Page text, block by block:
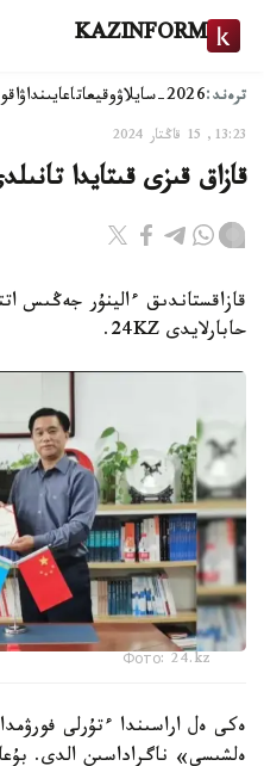
KAZINFORM
ترەند:2026-سايلاۋ وقيعاتاعايىنداۋ
13:23, 15 قاڭتار 2024
قازاق قىزى قىتايدا
قازاقستاندىق ءالينۇر جەڭىس
حابارلايدى 24KZ.
Фото: 24.kz
ەكى ەل اراسىندا ءتۇرلى
ەلشىسى» ناگراداسىن الدى.